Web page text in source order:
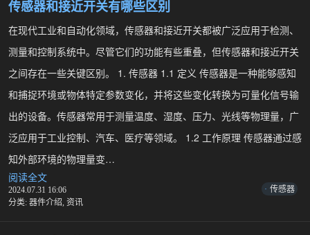
的
特
点
和
方
传感器和接近开关有哪些区别
在现代工业和自动化领域，传感器和接近开关都被广泛应用于检测、
测量和控制系统中。尽管它们的功能有些重叠，但传感器和接近开关
之间存在一些关键区别。 1. 传感器 1.1 定义 传感器是一种能够感知
和捕捉环境或物体特定参数变化，并将这些变化转换为可量化信号输
出的设备。传感器常用于测量温度、湿度、压力、光线等物理量，广
泛应用于工业控制、汽车、医疗等领域。 1.2 工作原理 传感器通过感
知外部环境的物理量变…
阅读全文
感
器
2024.07.31 16:06
分类: 器件介绍 资讯
传感器